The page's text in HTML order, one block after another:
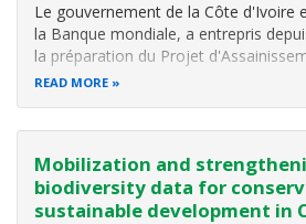
Le gouvernement de la Côte d'Ivoire
la Banque mondiale, a entrepris
la préparation du Projet
Résilience Urbaine (PARU) en vue
READ MORE
Mobilization and
biodiversity data for
sustainable development in